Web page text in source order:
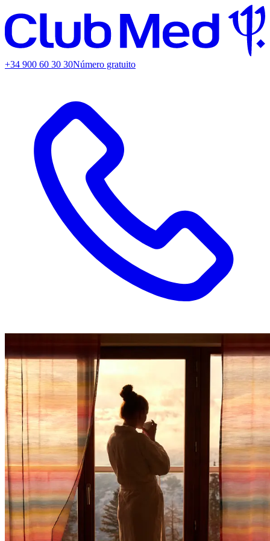
+34 900 60 30 30Número gratuito